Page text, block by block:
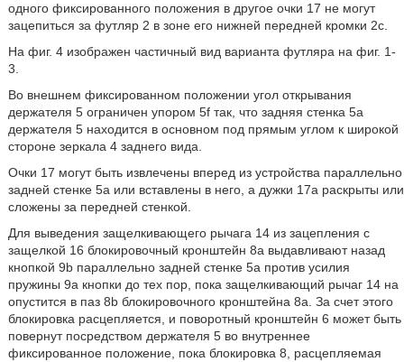
одного фиксированного положения в другое очки 17 не могут
зацепиться за футляр 2 в зоне его нижней передней кромки 2c.
На фиг. 4 изображен частичный вид варианта футляра на фиг. 1-
3.
Во внешнем фиксированном положении угол открывания
держателя 5 ограничен упором 5f так, что задняя стенка 5a
держателя 5 находится в основном под прямым углом к широкой
стороне зеркала 4 заднего вида.
Очки 17 могут быть извлечены вперед из устройства параллельно
задней стенке 5a или вставлены в него, а дужки 17a раскрыты или
сложены за передней стенкой.
Для выведения защелкивающего рычага 14 из зацепления с
защелкой 16 блокировочный кронштейн 8a выдавливают назад
кнопкой 9b параллельно задней стенке 5a против усилия
пружины 9a кнопки до тех пор, пока защелкивающий рычаг 14 на
опустится в паз 8b блокировочного кронштейна 8a. За счет этого
блокировка расцепляется, и поворотный кронштейн 6 может быть
повернут посредством держателя 5 во внутреннее
фиксированное положение, пока блокировка 8, расцепляемая